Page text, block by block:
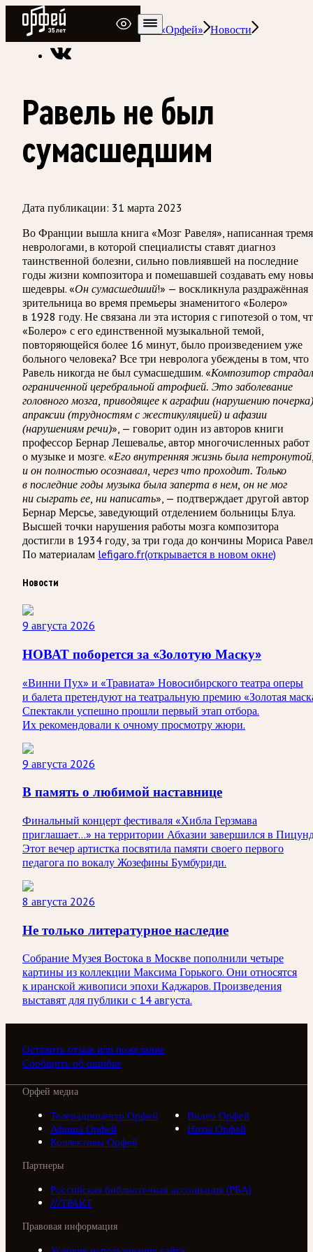
Радио Орфей
Радио классической музыки «Орфей» Новости
Равель не был
сумасшедшим
Дата публикации: 31 марта 2023
Во Франции вышла книга «Мозг Равеля», написанная тремя
неврологами, в которой специалисты ставят диагноз
таинственной болезни, сильно повлиявшей на последние
годы жизни композитора и помешавшей создавать ему
шедевры. «Он сумасшедший!» — воскликнула раздражённая
зрительница во время премьеры знаменитого «Болеро»
в 1928 году. Не связана ли эта история с гипотезой о том,
«Болеро» с его единственной музыкальной темой,
повторяющейся более 16 минут, было произведением уже
больного человека? Все три невролога убеждены в том, что
Равель никогда не был сумасшедшим. «Композитор страдал
ограниченной церебральной атрофией. Это заболевание
головного мозга, приводящее к аграфии (нарушению
апраксии (трудностям с жестикуляцией) и афазии
(нарушениям речи)», — говорит один из авторов книги
профессор Бернар Лешевалье, автор многочисленных работ
о музыке и мозге. «Его внутренняя жизнь была
и он полностью осознавал, через что проходит. Только
в последние годы музыка была заперта в нем, он не мог
ни сыграть ее, ни написать», — подтверждает другой автор
Бернар Мерсье, заведующий отделением больницы Блуа.
Высшей точки нарушения работы мозга композитора
достигли в 1934 году, за три года до кончины Мориса
По материалам lefigaro.fr(открывается в новом окне)
Новости
9 августа 2026
НОВАТ поборется за «Золотую Маску»
«Винни Пух» и «Травиата» Новосибирского театра оперы
и балета претендуют на театральную премию «Золотая
Спектакли успешно прошли первый этап отбора.
Их рекомендовали к очному просмотру жюри.
9 августа 2026
В память о любимой наставнице
Финальный концерт фестиваля «Хибла Герзмава
приглашает…» на территории Абхазии завершился в
Этот вечер артистка посвятила памяти своего первого
педагога по вокалу Жозефины Бумбуриди.
8 августа 2026
Не только литературное наследие
Собрание Музея Востока в Москве пополнили четыре
картины из коллекции Максима Горького. Они относятся
к иранской живописи эпохи Каджаров. Произведения
выставят для публики с 14 августа.
Оставить отзыв или пожелание
Сообщить об ошибке
Орфей медиа
Телерадиоцентр Орфей
Видео Орфей
Афиша Орфей
Ноты Орфей
Коллективы Орфей
Партнеры
Российская библиотечная ассоциация (РБА)
///ТРАКТ
Правовая информация